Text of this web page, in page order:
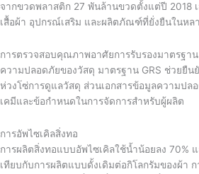
จากขวดพลาสติก 27 พันล้านขวดตั้งแต่ปี 2018
เสื้อผ้า อุปกรณ์เสริม และผลิตภัณฑ์ที่ยั่งยืนในหล
การตรวจสอบคุณภาพอาศัยการรับรองมาตรฐาน
ความปลอดภัยของวัสดุ มาตรฐาน GRS ช่วยยืน
ห่วงโซ่การดูแลวัสดุ ส่วนเอกสารข้อมูลความปล
เคมีและข้อกำหนดในการจัดการสำหรับผู้ผลิต
การอัพไซเคิลสิ่งทอ
การผลิตสิ่งทอแบบอัพไซเคิลใช้น้ำน้อยลง 70%
เทียบกับการผลิตแบบดั้งเดิมต่อกิโลกรัมของผ้า